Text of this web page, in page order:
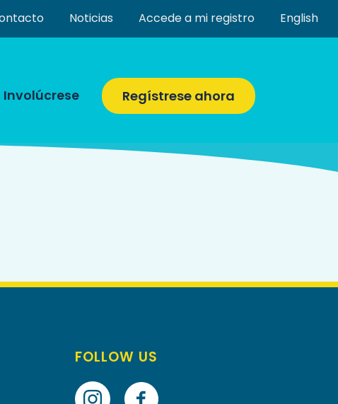
Noticias Accede a mi registro English
Involúcrese Regístrese ahora
FOLLOW US